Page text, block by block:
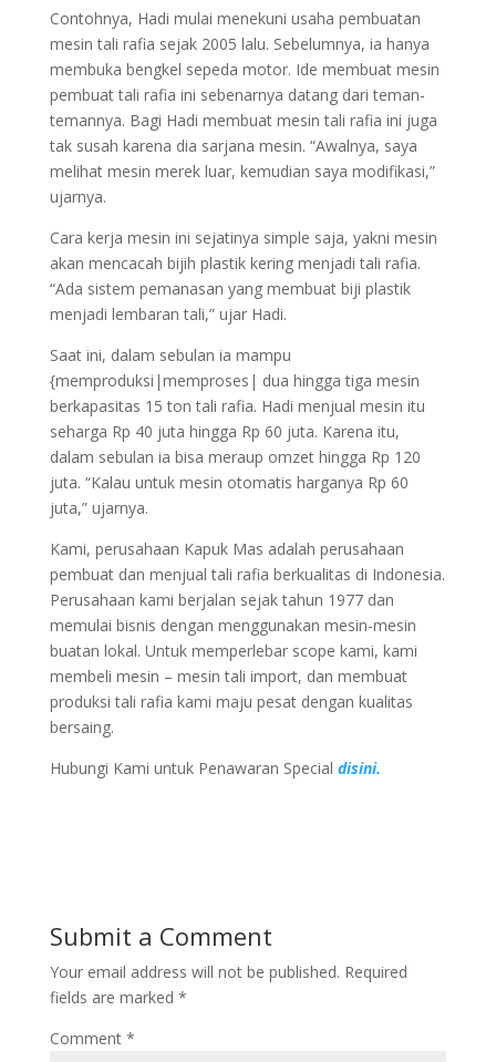
Contohnya, Hadi mulai menekuni usaha pembuatan
mesin tali rafia sejak 2005 lalu. Sebelumnya, ia hanya
membuka bengkel sepeda motor. Ide membuat mesin
pembuat tali rafia ini sebenarnya datang dari teman-
temannya. Bagi Hadi membuat mesin tali rafia ini juga
tak susah karena dia sarjana mesin. “Awalnya, saya
melihat mesin merek luar, kemudian saya modifikasi,”
ujarnya.
Cara kerja mesin ini sejatinya simple saja, yakni mesin
akan mencacah bijih plastik kering menjadi tali rafia.
“Ada sistem pemanasan yang membuat biji plastik
menjadi lembaran tali,” ujar Hadi.
Saat ini, dalam sebulan ia mampu
{memproduksi|memproses| dua hingga tiga mesin
berkapasitas 15 ton tali rafia. Hadi menjual mesin itu
seharga Rp 40 juta hingga Rp 60 juta. Karena itu,
dalam sebulan ia bisa meraup omzet hingga Rp 120
juta. “Kalau untuk mesin otomatis harganya Rp 60
juta,” ujarnya.
Kami, perusahaan Kapuk Mas adalah perusahaan
pembuat dan menjual tali rafia berkualitas di Indonesia.
Perusahaan kami berjalan sejak tahun 1977 dan
memulai bisnis dengan menggunakan mesin-mesin
buatan lokal. Untuk memperlebar scope kami, kami
membeli mesin – mesin tali import, dan membuat
produksi tali rafia kami maju pesat dengan kualitas
bersaing.
Hubungi Kami untuk Penawaran Special disini.
Submit a Comment
Your email address will not be published. Required
fields are marked *
Comment *